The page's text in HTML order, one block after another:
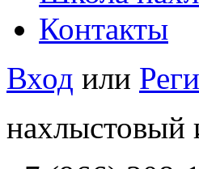
Контакты
Вход или
нахлыстовый